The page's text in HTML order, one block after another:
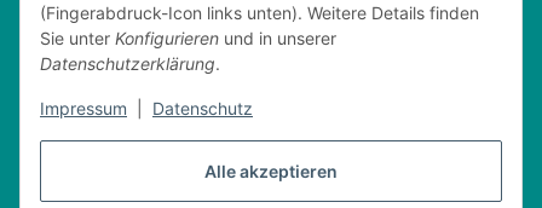
Alle akzeptieren
(Fingerabdruck-Icon links unten). Weitere Details finden
Sie unter Konfigurieren und in unserer
Datenschutzerklärung.
Impressum Datenschutz
Öffnungszeiten
08:00 - 17:30 Uhr
Dienstag
08:00 - 16:30 Uhr
Mittwoch
08:00 - 17:30 Uhr
08:00 - 16:30 Uhr